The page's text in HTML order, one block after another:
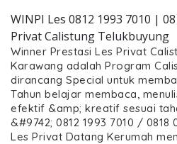
WINPI Les 0812 1993 7010 |
Privat Calistung Telukbuyung
Winner Prestasi Les Privat
Karawang adalah Program
dirancang Special untuk
Tahun belajar membaca,
efektif &amp; kreatif sesuai
&#9742; 0812 1993 7010 / 0818
Les Privat Datang Kerumah